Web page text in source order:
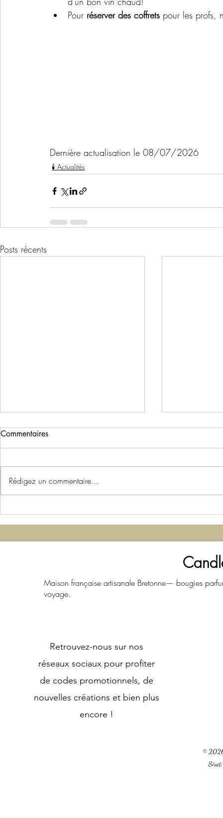
Pour réserver des coffrets pour les profs,
Dernière actualisation le 08/07/2026
🕯️ Actualités
Posts récents
toutes les huiles parfumées
sentent bon
Commentaires
Rédigez un commentaire...
Maison française artisanale Bretonne— bougies
voyage.
Retrouvez-nous sur nos
réseaux sociaux pour profiter
de codes promotionnels, de
nouvelles créations et bien plus
encore !
©